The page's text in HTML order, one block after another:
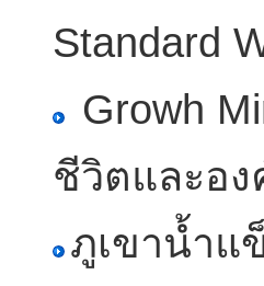
Standard
Growh
ชีวิตและอง
ภูเขาน้ำแ